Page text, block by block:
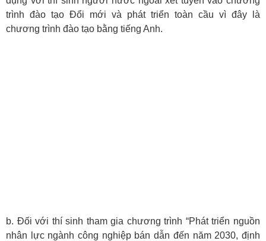
trình đào tạo Đổi mới và phát triển toàn cầu vì đây là
chương trình đào tạo bằng tiếng Anh.
b. Đối với thí sinh tham gia chương trình “Phát triển nguồn
nhân lực ngành công nghiệp bán dẫn đến năm 2030, định